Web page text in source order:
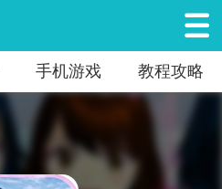
手机游戏 教程攻略